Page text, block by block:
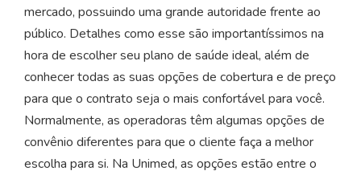
mercado, possuindo uma grande autoridade frente ao
público. Detalhes como esse são importantíssimos na
hora de escolher seu plano de saúde ideal, além de
conhecer todas as suas opções de cobertura e de preço
para que o contrato seja o mais confortável para você.
Normalmente, as operadoras têm algumas opções de
convênio diferentes para que o cliente faça a melhor
escolha para si. Na Unimed, as opções estão entre o